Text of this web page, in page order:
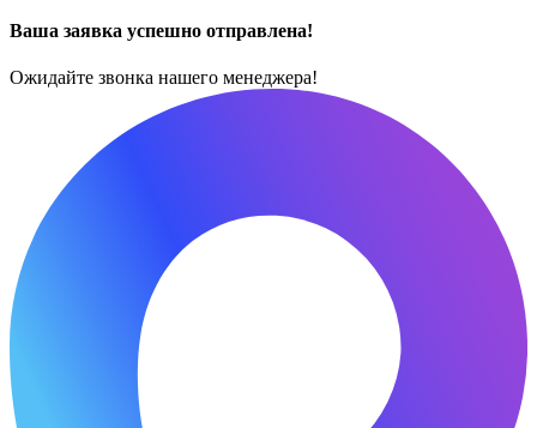
Ваша заявка успешно отправлена!
Ожидайте звонка нашего менеджера!